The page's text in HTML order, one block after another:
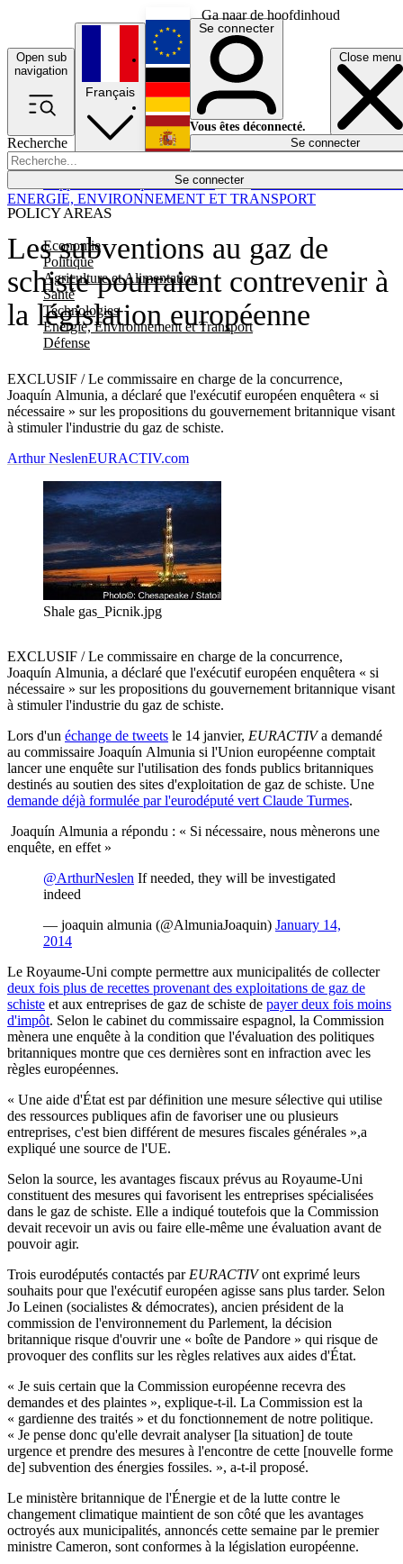
Ga naar de hoofdinhoud
Open sub
navigation
Close menu
Recherche
Se connecter
POLICY AREAS
Economie
Politique
Agriculture et Alimentation
Santé
Technologies
Energie, Environnement et Transport
Défense
Économie
Français
English
Deutsch
Español
Se connecter
Vous êtes déconnecté.
Se connecter
Les subventions au gaz de
schiste pourraient contrevenir à
la législation européenne
EXCLUSIF / Le commissaire en charge de la concurrence,
Joaquín Almunia, a déclaré que l'exécutif européen enquêtera « si
nécessaire » sur les propositions du gouvernement britannique visant
à stimuler l'industrie du gaz de schiste.
ENERGIE, ENVIRONNEMENT ET TRANSPORT
Arthur NeslenEURACTIV.com
Shale gas_Picnik.jpg
EXCLUSIF / Le commissaire en charge de la concurrence,
Joaquín Almunia, a déclaré que l'exécutif européen enquêtera « si
nécessaire » sur les propositions du gouvernement britannique visant
à stimuler l'industrie du gaz de schiste.
Lors d'un échange de tweets le 14 janvier, EURACTIVa demandé
au commissaire Joaquín Almunia si l'Union européenne comptait
lancer une enquête sur l'utilisation des fonds publics britanniques
destinés au soutien des sites d'exploitation de gaz de schiste. Une
demande déjà formulée par l'eurodéputé vert Claude Turmes.
Joaquín Almunia a répondu : « Si nécessaire, nous mènerons une
enquête, en effet »
@ArthurNeslen If needed, they will be investigated
indeed
— joaquin almunia (@AlmuniaJoaquin) January 14,
2014
Le Royaume-Uni compte permettre aux municipalités de collecter
deux fois plus de recettes provenant des exploitations de gaz de
schiste et aux entreprises de gaz de schiste de payer deux fois moins
d'impôt. Selon le cabinet du commissaire espagnol, la Commission
mènera une enquête à la condition que l'évaluation des politiques
britanniques montre que ces dernières sont en infraction avec les
règles européennes.
« Une aide d'État est par définition une mesure sélective qui utilise
des ressources publiques afin de favoriser une ou plusieurs
entreprises, c'est bien différent de mesures fiscales générales »,a
expliqué une source de l'UE.
Selon la source, les avantages fiscaux prévus au Royaume-Uni
constituent des mesures qui favorisent les entreprises spécialisées
dans le gaz de schiste. Elle a indiqué toutefois que la Commission
devait recevoir un avis ou faire elle-même une évaluation avant de
pouvoir agir.
Trois eurodéputés contactés par EURACTIVont exprimé leurs
souhaits pour que l'exécutif européen agisse sans plus tarder. Selon
Jo Leinen (socialistes & démocrates), ancien président de la
commission de l'environnement du Parlement, la décision
britannique risque d'ouvrir une « boîte de Pandore » qui risque de
provoquer des conflits sur les règles relatives aux aides d'État.
« Je suis certain que la Commission européenne recevra des
demandes et des plaintes », explique-t-il. La Commission est la
« gardienne des traités » et du fonctionnement de notre politique.
« Je pense donc qu'elle devrait analyser [la situation] de toute
urgence et prendre des mesures à l'encontre de cette [nouvelle forme
de] subvention des énergies fossiles. », a-t-il proposé.
Le ministère britannique de l'Énergie et de la lutte contre le
changement climatique maintient de son côté que les avantages
octroyés aux municipalités, annoncés cette semaine par le premier
ministre Cameron, sont conformes à la législation européenne.